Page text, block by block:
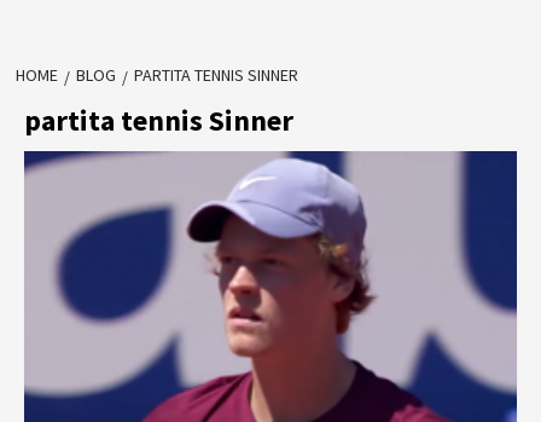
HOME BLOG PARTITA TENNIS SINNER
partita tennis Sinner